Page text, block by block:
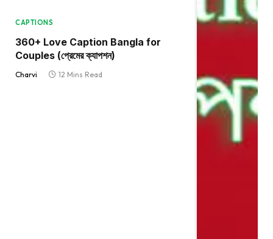
CAPTIONS
360+ Love Caption Bangla for
Couples (প্রেমের ক্যাপশন)
Charvi 12 Mins Read